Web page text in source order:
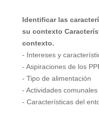
Identificar las
su contexto
contexto.
- Intereses y
- Aspiraciones de los
- Tipo de alimentación
- Actividades comunales
- Características del